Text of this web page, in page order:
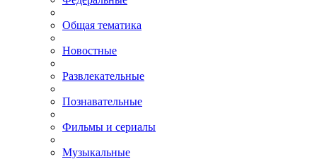
Общая тематика
Новостные
Развлекательные
Познавательные
Фильмы и сериалы
Музыкальные